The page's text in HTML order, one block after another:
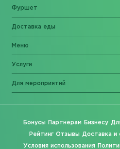
Фуршет
Доставка еды
Меню
Услуги
Для мероприятий
Бонусы Партнерам Бизнесу
Рейтинг Отзывы Доставка и
Условия использования